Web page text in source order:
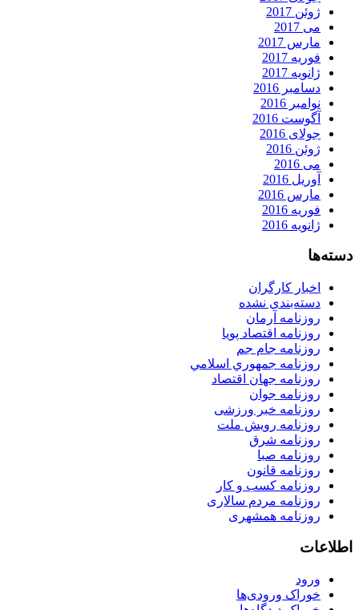
ژوئن 2017
می 2017
مارس 2017
فوریه 2017
ژانویه 2017
دسامبر 2016
نوامبر 2016
آگوست 2016
جولای 2016
ژوئن 2016
می 2016
آوریل 2016
مارس 2016
فوریه 2016
ژانویه 2016
دسته‌ها
اخبار کارگران
دسته‌بندی نشده
روزنامه آرمان
روزنامه اقتصاد پویا
روزنامه جام جم
روزنامه جمهوري اسلامي
روزنامه جهان اقتصاد
روزنامه جوان
روزنامه خبر ورزشى
روزنامه رویش ملت
روزنامه شرق
روزنامه صبا
روزنامه قانون
روزنامه كسب و كار
روزنامه مردم سالاری
روزنامه همشهری
اطلاعات
ورود
خوراک ورودی‌ها